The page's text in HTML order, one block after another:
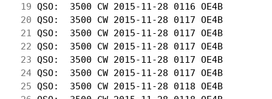
19 QSO:  3500 CW 2015-11-28 0116 OE4B
20 QSO:  3500 CW 2015-11-28 0117 OE4B
21
QSO:  3500 CW 2015-11-28 0117 OE4B
22 QSO:  3500 CW 2015-11-28 0117 OE4B
23 QSO:  3500 CW 2015-11-28 0117 OE4B
24 QSO:  3500 CW 2015-11-28 0117 OE4B
25 QSO:  3500 CW 2015-11-28 0118 OE4B